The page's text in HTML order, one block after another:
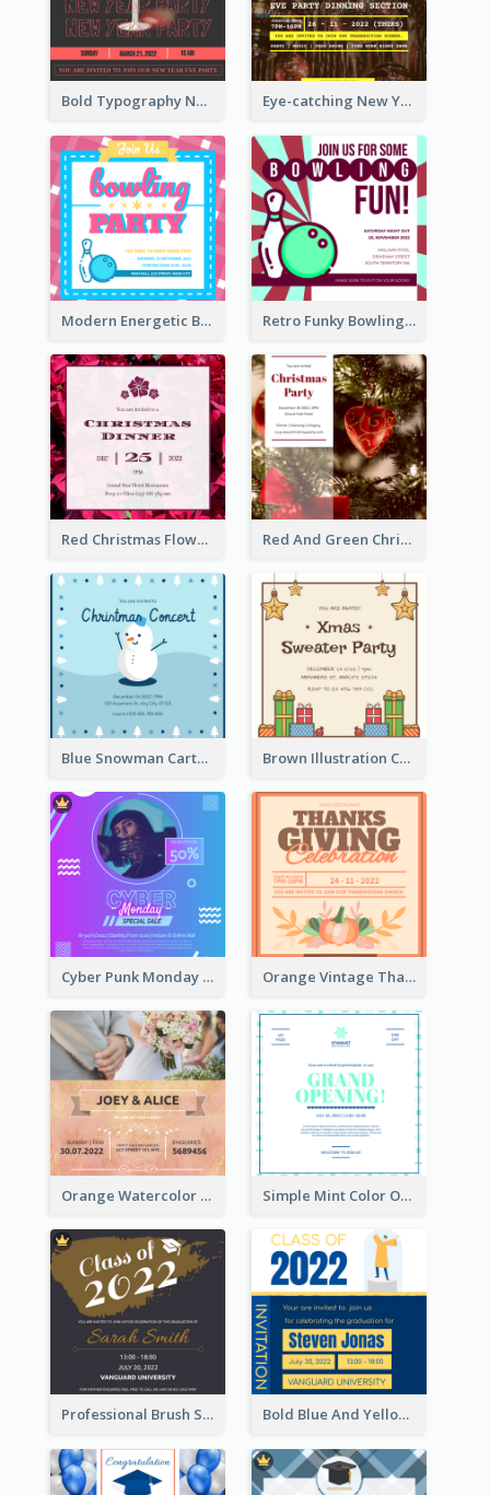
Bold Typography New Year Party Invitation Design Eye-catching New Year Eve Dinner Invitation Design Ideas
Modern Energetic Bowling Invitation Design Retro Funky Bowling Party Invitation Design
Red Christmas Flower Christmas Dinner Invitation Red And Green Christmas Tree Christmas Party Invitation
Blue Snowman Cartoon Christmas Concert Invitation Brown Illustration Christmas Sweater Party Invitation
Cyber Punk Monday Discount Invitation Design Orange Vintage Thanksgiving Celebration Invitation Design
Orange Watercolor Wedding Invitation Simple Mint Color Opening Day Invitation Card Idea
Professional Brush Script Graduation Invitation Design Bold Blue And Yellow Educational Ceremony Invitation Design Ideas